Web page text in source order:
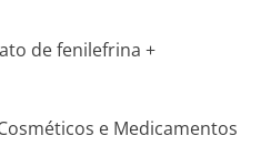
de fenilefrina +
e Medicamentos